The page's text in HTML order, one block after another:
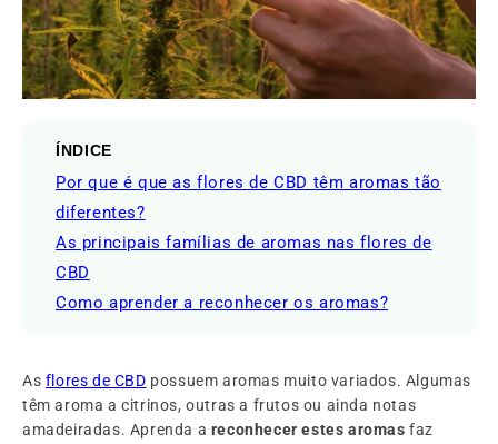
ÍNDICE
Por que é que as flores de CBD têm aromas tão
diferentes?
As principais famílias de aromas nas flores de
CBD
Como aprender a reconhecer os aromas?
As flores de CBD possuem aromas muito variados. Algumas
têm aroma a citrinos, outras a frutos ou ainda notas
amadeiradas. Aprenda a reconhecer estes aromas faz